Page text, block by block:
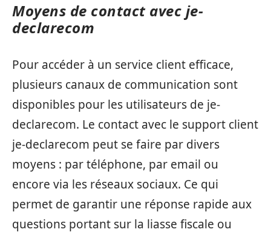
Moyens de contact avec je-
declarecom
Pour accéder à un service client efficace,
plusieurs canaux de communication sont
disponibles pour les utilisateurs de je-
declarecom. Le contact avec le support client
je-declarecom peut se faire par divers
moyens : par téléphone, par email ou
encore via les réseaux sociaux. Ce qui
permet de garantir une réponse rapide aux
questions portant sur la liasse fiscale ou